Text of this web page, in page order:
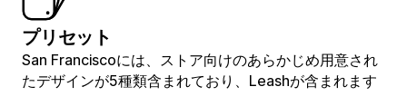
プリセット
San Franciscoには、ストア向けのあらかじめ用意され
たデザインが5種類含まれており、Leashが含まれます